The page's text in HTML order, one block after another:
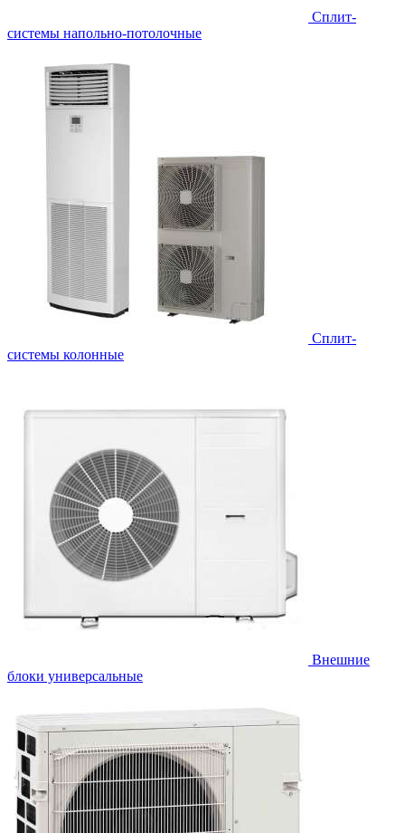
Сплит-
системы напольно-потолочные
Cплит-
системы колонные
Внешние
блоки универсальные